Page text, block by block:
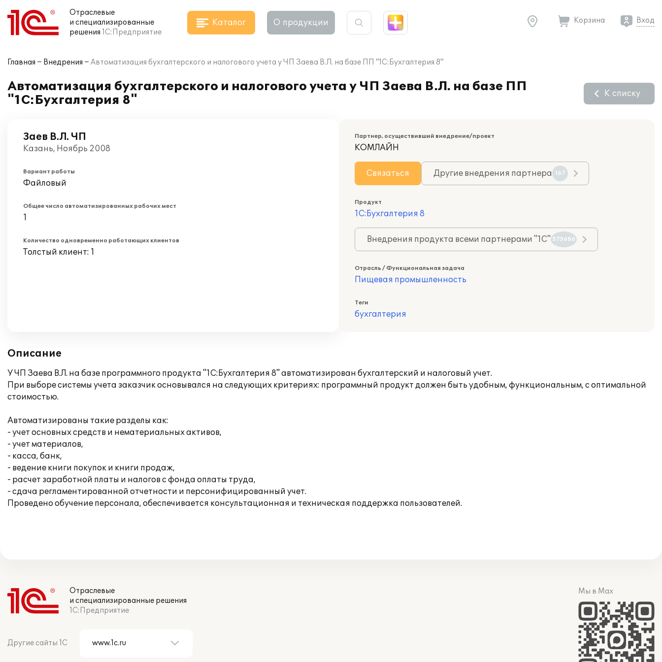
Отраслевые
и специализированные
решения 1С:Предприятие
Каталог О продукции Корзина Вход
Главная Внедрения Автоматизация бухгалтерского и налогового учета у ЧП Заева В.Л. на базе ПП "1С:Бухгалтерия 8"
Автоматизация бухгалтерского и налогового учета у ЧП Заева В.Л. на базе ПП
"1С:Бухгалтерия 8"
К списку
Заев В.Л. ЧП
Казань, Ноябрь 2008
Вариант работы
Файловый
Общее число автоматизированных рабочих мест
1
Количество одновременно работающих клиентов
Толстый клиент: 1
Партнер, осуществивший внедрение/проект
КОМЛАЙН
Связаться Другие внедрения партнера 167
Продукт
1С:Бухгалтерия 8
Внедрения продукта всеми партнерами "1С" 575686
Отрасль / Функциональная задача
Пищевая промышленность
Теги
бухгалтерия
Описание
У ЧП Заева В.Л. на базе программного продукта "1С:Бухгалтерия 8" автоматизирован бухгалтерский и налоговый учет.
При выборе системы учета заказчик основывался на следующих критериях: программный продукт должен быть удобным, функциональным, с оптимальной
стоимостью.
Автоматизированы такие разделы как:
- учет основных средств и нематериальных активов,
- учет материалов,
- касса, банк,
- ведение книги покупок и книги продаж,
- расчет заработной платы и налогов с фонда оплаты труда,
- сдача регламентированной отчетности и персонифицированный учет.
Проведено обучение персонала, обеспечивается консультационная и техническая поддержка пользователей.
Отраслевые
и специализированные решения
1С:Предприятие
Другие сайты 1С
Мы в Max